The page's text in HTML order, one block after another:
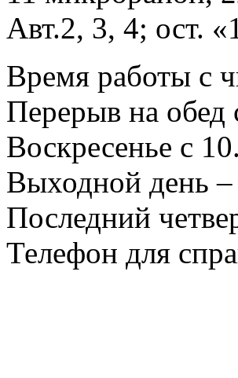
Авт.2, 3, 4; ост.
Время работы с
Перерыв на обед
Воскресенье с
Выходной день –
Последний
Телефон для